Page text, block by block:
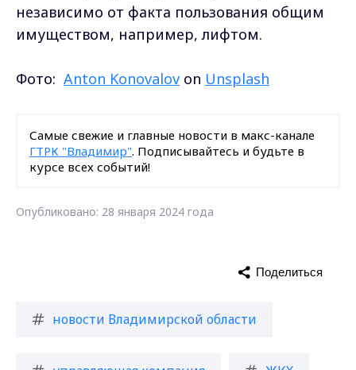
независимо от факта пользования общим
имуществом, например, лифтом.
Фото: Anton Konovalov on Unsplash
Самые свежие и главные новости в макс-канале
ГТРК "Владимир". Подписывайтесь и будьте в
курсе всех событий!
Опубликовано: 28 января 2024 года
новости Владимирской области
Поделиться